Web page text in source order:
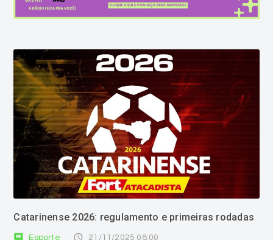
Catarinense 2026: regulamento e primeiras rodadas
comment Esporte access_time 21/11/2025 08:00